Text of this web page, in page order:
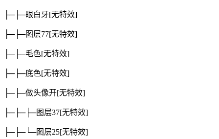
├─├─眼白牙[无特效]
├─├─图层77[无特效]
├─├─毛色[无特效]
├─├─底色[无特效]
├─├─做头像开[无特效]
├─├─├─图层37[无特效]
├─├─└─图层25[无特效]